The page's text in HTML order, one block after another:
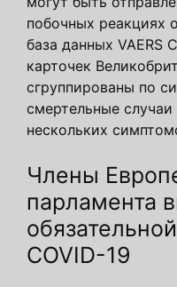
побочных реакциях
база данных
карточек
сгруппированы по
смертельные
нескольких
Члены
парламента
COVID-19